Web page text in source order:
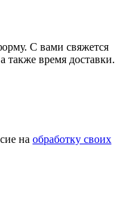
С вами свяжется
также время доставки.
на обработку своих